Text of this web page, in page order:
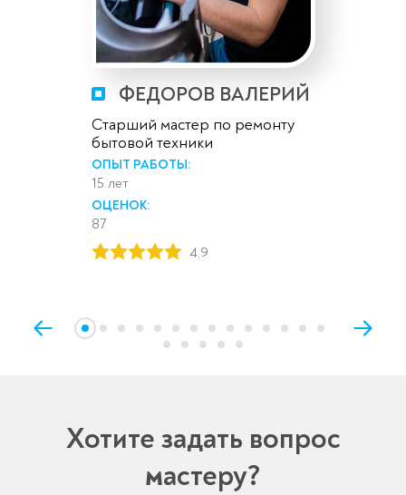
ФЕДОРОВ ВАЛЕРИЙ
Старший мастер по ремонту
бытовой техники
ОПЫТ РАБОТЫ:
15 лет
ОЦЕНОК:
87
4,9
Хотите задать вопрос
мастеру?